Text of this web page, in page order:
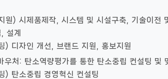
원) 시제품제작, 시스템 및 시설구축, 기술이전
설계
) 디자인 개선, 브랜드 지원, 홍보지원
처: 탄소역량평가를 통한 탄소중립 컨설팅 및
) 탄소중립 경영혁신 컨설팅